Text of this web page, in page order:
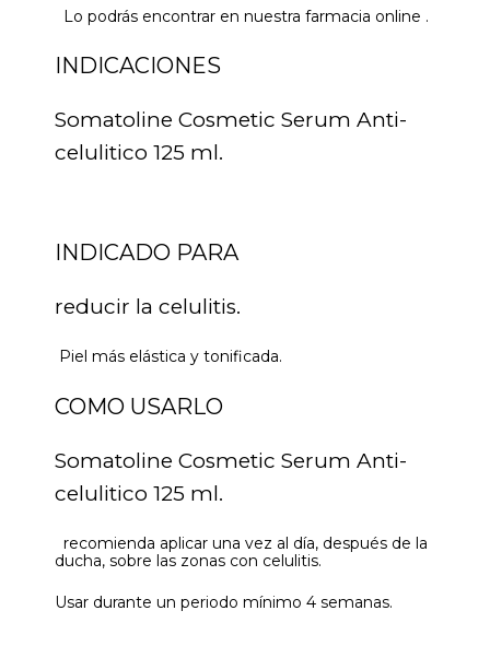
Lo podrás encontrar en nuestra farmacia online .
INDICACIONES
Somatoline Cosmetic Serum Anti-
celulitico 125 ml.
INDICADO PARA
reducir la celulitis.
Piel más elástica y tonificada.
COMO USARLO
Somatoline Cosmetic Serum Anti-
celulitico 125 ml.
recomienda aplicar una vez al día, después de la
ducha, sobre las zonas con celulitis.
Usar durante un periodo mínimo 4 semanas.